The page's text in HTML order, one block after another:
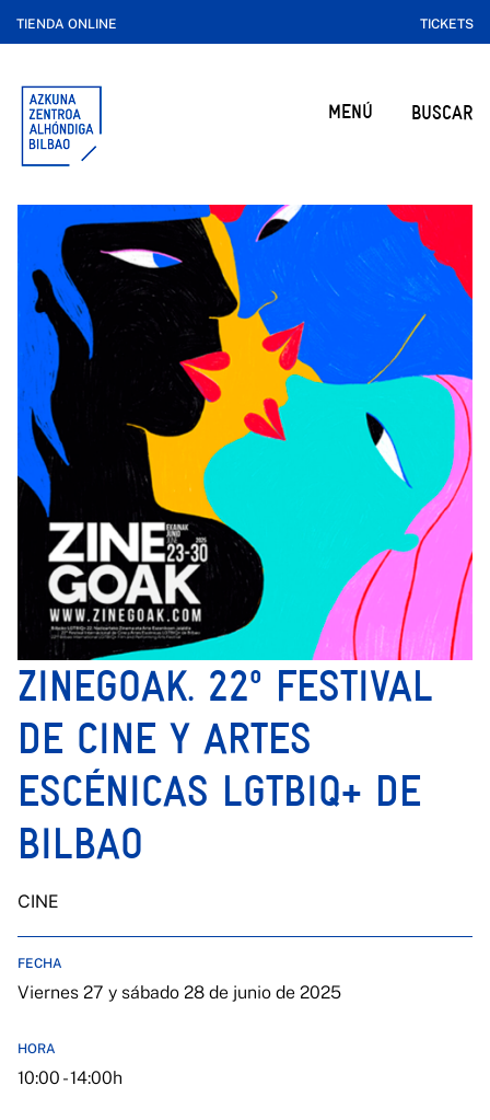
TIENDA ONLINE TICKETS
MENÚ BUSCAR
ZINEGOAK. 22º FESTIVAL
DE CINE Y ARTES
ESCÉNICAS LGTBIQ+ DE
BILBAO
CINE
FECHA
Viernes 27 y sábado 28 de junio de 2025
HORA
10:00 - 14:00h